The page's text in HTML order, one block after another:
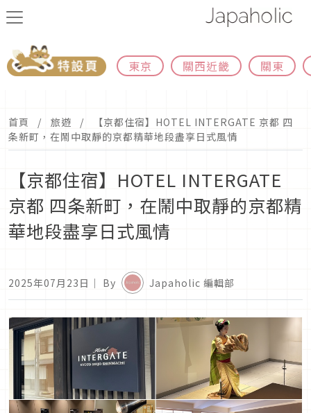
東京 關西近畿 關東
首頁 旅遊
【京都住宿】HOTEL INTERGATE 京都 四
条新町，在鬧中取靜的京都精華地段盡享日式風情
【京都住宿】HOTEL INTERGATE
京都 四条新町，在鬧中取靜的京都精
華地段盡享日式風情
2025年07月23日 ｜ By Japaholic 編輯部